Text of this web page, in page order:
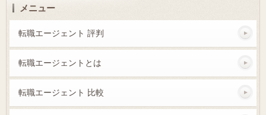
メニュー
転職エージェント 評判
転職エージェントとは
転職エージェント 比較